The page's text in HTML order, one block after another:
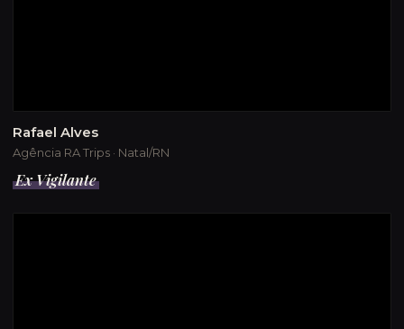
Rafael Alves
Agência RA Trips · Natal/RN
Ex Vigilante